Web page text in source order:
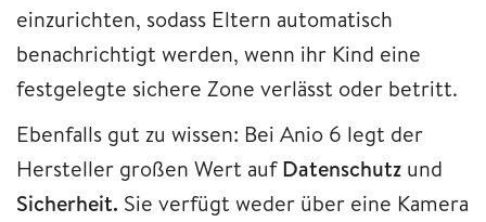
einzurichten, sodass Eltern automatisch
benachrichtigt werden, wenn ihr Kind eine
festgelegte sichere Zone verlässt oder betritt.
Ebenfalls gut zu wissen: Bei Anio 6 legt der
Hersteller großen Wert aufDatenschutz und
Sicherheit. Sie verfügt weder über eine Kamera